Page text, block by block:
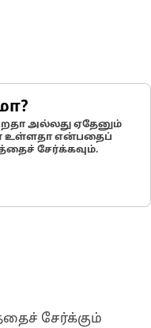
அல்லது ஏதேனும்
உள்ளதா என்பதைப்
சேர்க்கவும்.
சேர்க்கும்